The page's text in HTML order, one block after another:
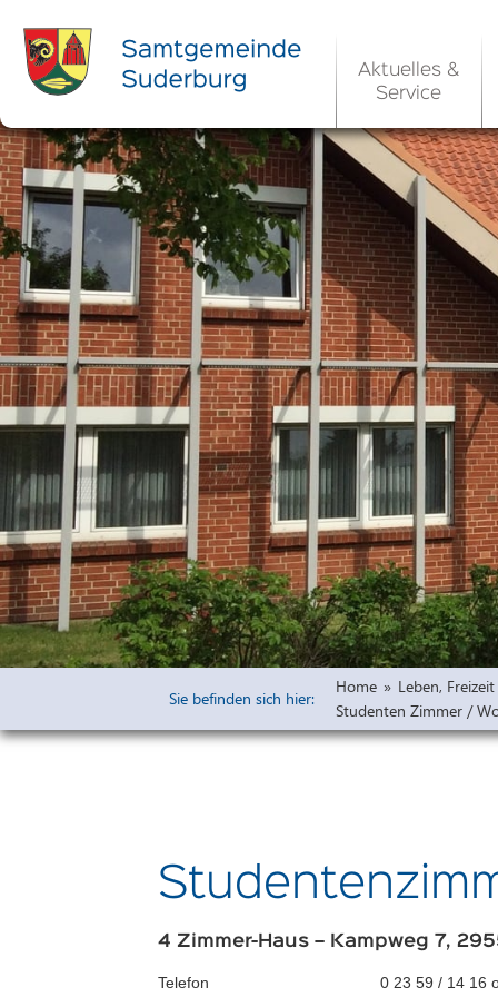
Aktuelles &
Service
Ortsrecht &
Rats- und
Aktuelle
Ortsrecht /
Allgemeine
Kommunale
EU-
Widmungen
Öffentliche
Bauleitpläne
Vorprüfung
Wirksame
Sie befinden sich hier:
Home » Leben,
Studenten Zimmer /
4 Zimmer-Haus – Kampweg 7,
Telefon
0 23 59 / 14 16